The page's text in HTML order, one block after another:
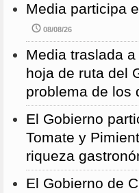
Media participa
08/08/26
Media traslada
hoja de ruta del
problema de los
El Gobierno
Tomate y
riqueza
El Gobierno de